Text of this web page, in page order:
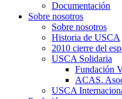
Documentación
Sobre nosotros
Sobre nosotros
Historia de USCA
2010 cierre del
USCA Solidaria
Fundación
ACAS.
USCA